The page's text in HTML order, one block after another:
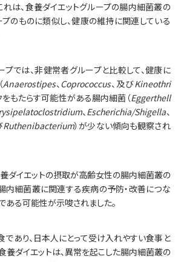
れは、食養ダイエットグループの腸内細菌叢の
のものに類似し、健康の維持に関連している
プでは、非健常者グループと比較して、健康に
Anaerostipes、Coprococcus、及びKineothri
をもたらす可能性がある腸内細菌（Eggerthell
、Escherichia/Shigella、
Ruthenibacterium）が少ない傾向も観察され
養ダイエットの摂取が高齢女性の腸内細菌叢の
内細菌叢に関連する疾病の予防・改善につな
ある可能性が示唆されました。
であり、日本人にとって受け入れやすい食事と
養ダイエットは、異常を起こした腸内細菌叢の